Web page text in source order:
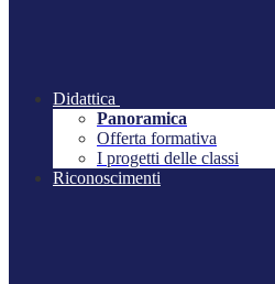
Didattica
Panoramica
Offerta formativa
I progetti delle classi
Riconoscimenti